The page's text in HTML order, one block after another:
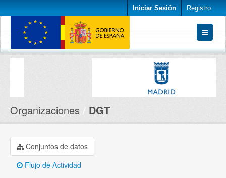
Iniciar Sesión Registro
Conjuntos de datos
Organizaciones DGT
Conjuntos de datos
Flujo de Actividad